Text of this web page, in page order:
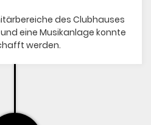
des Clubhauses
eine Musikanlage konnte
werden.